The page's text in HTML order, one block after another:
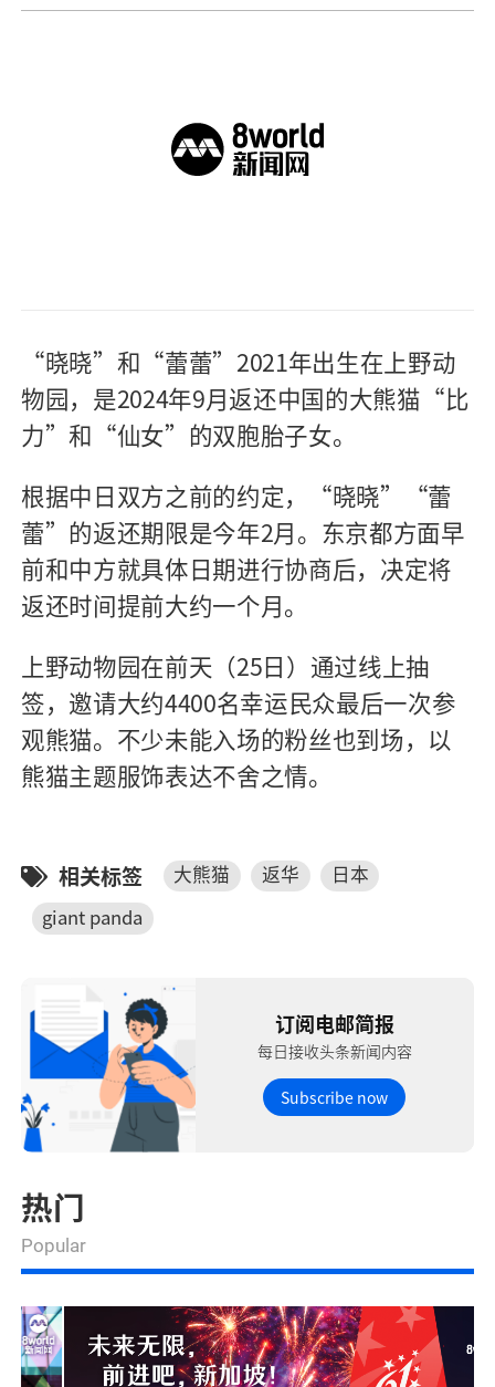
“晓晓”和“蕾蕾”2021年出生在上野动
物园，是2024年9月返还中国的大熊猫“比
力”和“仙女”的双胞胎子女。
根据中日双方之前的约定，“晓晓”“蕾
蕾”的返还期限是今年2月。东京都方面早
前和中方就具体日期进行协商后，决定将
返还时间提前大约一个月。
上野动物园在前天（25日）通过线上抽
签，邀请大约4400名幸运民众最后一次参
观熊猫。不少未能入场的粉丝也到场，以
熊猫主题服饰表达不舍之情。
相关标签 大熊猫 返华
日本
giant panda
订阅电邮简报
每日接收头条新闻内容
Subscribe now
热门
Popular